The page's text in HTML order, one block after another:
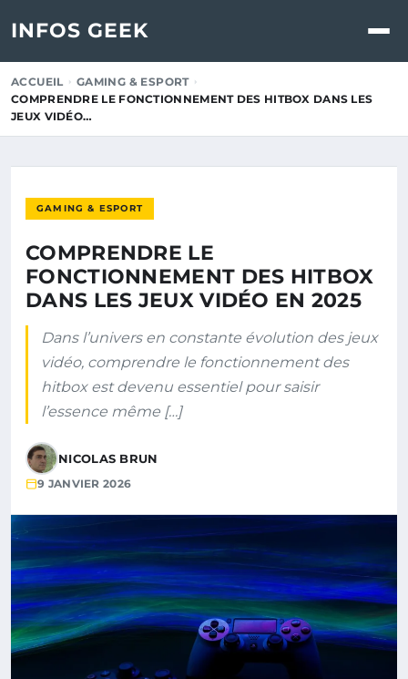
INFOS GEEK
ACCUEIL
GAMING & ESPORT
COMPRENDRE LE FONCTIONNEMENT DES HITBOX DANS LES
JEUX VIDÉO…
GAMING & ESPORT
COMPRENDRE LE
FONCTIONNEMENT DES HITBOX
DANS LES JEUX VIDÉO EN 2025
Dans l’univers en constante évolution des jeux
vidéo, comprendre le fonctionnement des
hitbox est devenu essentiel pour saisir
l’essence même […]
NICOLAS BRUN
9 JANVIER 2026